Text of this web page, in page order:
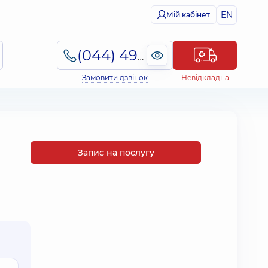
Мій кабінет EN
(044) 495-2-888
Замовити дзвінок Невідкладна
Запис на послугу